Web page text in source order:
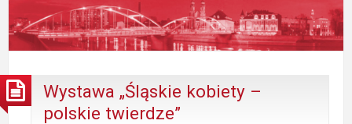
Wystawa „Śląskie kobiety –
polskie twierdze”